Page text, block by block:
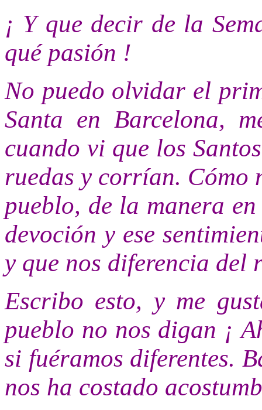
¡ Y que decir de la
qué pasión !
No puedo olvidar el
Santa en Barcelona,
cuando vi que los
ruedas y corrían. Cómo
pueblo, de la manera
devoción y ese
y que nos diferencia del
Escribo esto, y me
pueblo no nos digan ¡
si fuéramos diferentes.
nos ha costado